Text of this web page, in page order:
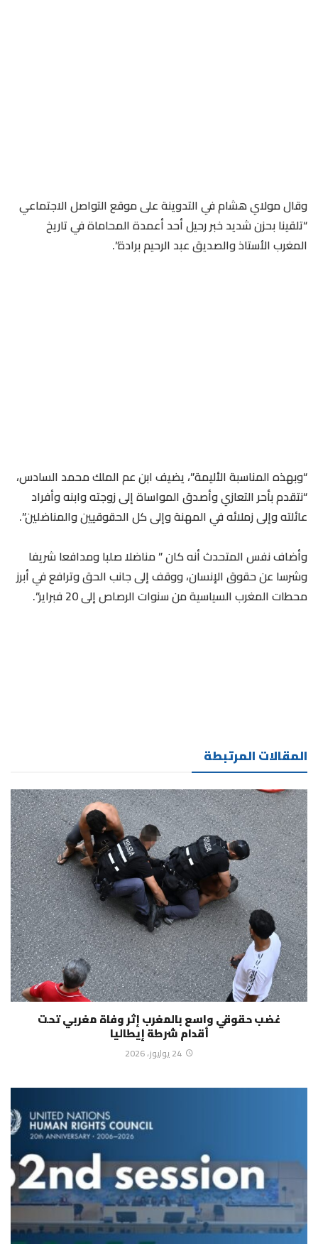
وقال مولاي هشام في التدوينة على موقع التواصل الاجتماعي
“تلقينا بحزن شديد خبر رحيل أحد أعمدة المحاماة في تاريخ
المغرب الأستاذ والصديق عبد الرحيم برادة”.
“وبهذه المناسبة الأليمة”، يضيف ابن عم الملك محمد السادس،
“نتقدم بأحر التعازي وأصدق المواساة إلى زوجته وابنه وأفراد
عائلته وإلى زملائه في المهنة وإلى كل الحقوقيين والمناضلين”.
وأضاف نفس المتحدث أنه كان ” مناضلا صلبا ومدافعا شريفا
وشرسا عن حقوق الإنسان، ووقف إلى جانب الحق وترافع في أبرز
محطات المغرب السياسية من سنوات الرصاص إلى 20 فبراير”.
المقالات المرتبطة
غضب حقوقي واسع بالمغرب إثر وفاة مغربي تحت
أقدام شرطة إيطاليا
24 يوليوز، 2026